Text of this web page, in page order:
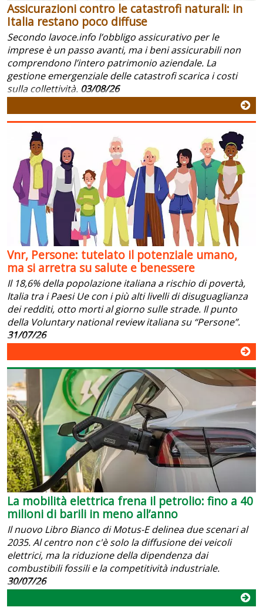
Assicurazioni contro le catastrofi naturali: in
Italia restano poco diffuse
Secondo lavoce.info l’obbligo assicurativo per le
imprese è un passo avanti, ma i beni assicurabili non
comprendono l’intero patrimonio aziendale. La
gestione emergenziale delle catastrofi scarica i costi
sulla collettività. 03/08/26
Vnr, Persone: tutelato il potenziale umano,
ma si arretra su salute e benessere
Il 18,6% della popolazione italiana a rischio di povertà,
Italia tra i Paesi Ue con i più alti livelli di disuguaglianza
dei redditi, otto morti al giorno sulle strade. Il punto
della Voluntary national review italiana su “Persone”.
31/07/26
La mobilità elettrica frena il petrolio: fino a 40
milioni di barili in meno all’anno
Il nuovo Libro Bianco di Motus-E delinea due scenari al
2035. Al centro non c'è solo la diffusione dei veicoli
elettrici, ma la riduzione della dipendenza dai
combustibili fossili e la competitività industriale.
30/07/26